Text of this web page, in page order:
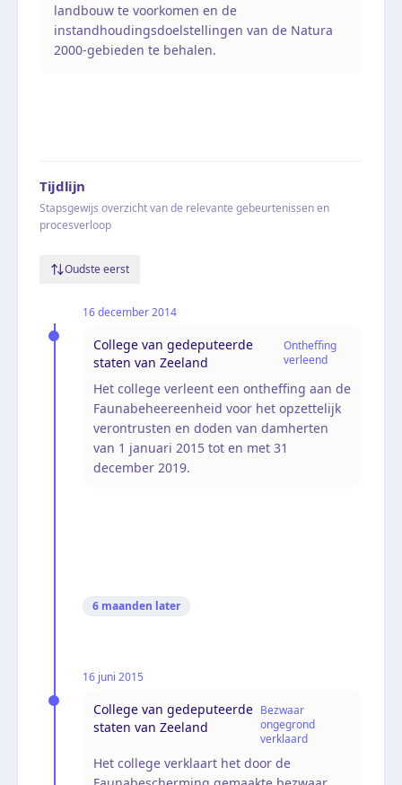
landbouw te voorkomen en de
instandhoudingsdoelstellingen van de Natura
2000-gebieden te behalen.
Tijdlijn
Stapsgewijs overzicht van de relevante gebeurtenissen en
procesverloop
Oudste eerst
16 december 2014
College van gedeputeerde
staten van Zeeland
Ontheffing
verleend
Het college verleent een ontheffing aan de
Faunabeheereenheid voor het opzettelijk
verontrusten en doden van damherten
van 1 januari 2015 tot en met 31
december 2019.
6 maanden later
16 juni 2015
College van gedeputeerde
staten van Zeeland
Bezwaar
ongegrond
verklaard
Het college verklaart het door de